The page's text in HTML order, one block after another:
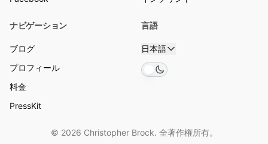
ナビゲーション
ブログ
プロフィール
料金
PressKit
言語
日本語
Toggle theme
© 2026 Christopher Brock. 全著作権所有。